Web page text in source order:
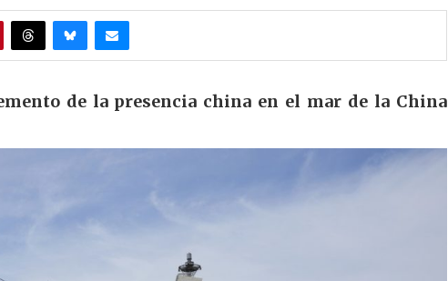
de la presencia china en el mar de la China